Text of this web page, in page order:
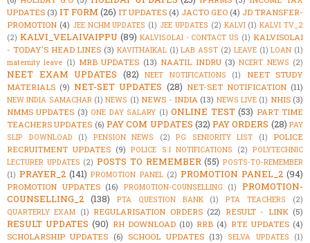
UPDATES (3) IT FORM (26) IT UPDATES (4) JACTO GEO (4) JD TRANSFER-
PROMOTION (4) JEE NCHM UPDATES (1) JEE UPDATES (2) KALVI (1) KALVI TV_2
(2) KALVI_VELAIVAIPPU (89) KALVISOLAI - CONTACT US (1) KALVISOLAI
- TODAY'S HEAD LINES (3) KAVITHAIKAL (1) LAB ASST (2) LEAVE (1) LOAN (1)
maternity leave (1) MRB UPDATES (13) NAATIL INDRU (3) NCERT NEWS (2)
NEET EXAM UPDATES (82) NEET NOTIFICATIONS (1)
NEET STUDY
MATERIALS (9) NET-SET UPDATES (28) NET-SET NOTIFICATION (11)
NEW INDIA SAMACHAR (1) NEWS (1) NEWS - INDIA (13) NEWS LIVE (1) NHIS (3)
NMMS UPDATES (3) ONE DAY SALARY (1) ONLINE TEST (53) PART TIME
TEACHERS UPDATES (6) PAY COM UPDATES (32) PAY ORDERS (28) PAY
SLIP DOWNLOAD
(1) PENSION NEWS (2) PG SENIORITY LIST (1)
POLICE
RECRUITMENT UPDATES (9) POLICE S.I NOTIFICATIONS (2) POLYTECHNIC
LECTURER UPDATES (2) POSTS TO REMEMBER (55) POSTS-TO-REMEMBER
(1) PRAYER_2 (141) PROMOTION PANEL (2) PROMOTION PANEL_2 (94)
PROMOTION UPDATES (16) PROMOTION-COUNSELLING (1)
PROMOTION-
COUNSELLING_2 (138) PTA QUESTION BANK (1) PTA TEACHERS
(2)
QUARTERLY EXAM (1) REGULARISATION ORDERS (22) RESULT - LINK (5)
RESULT UPDATES (90) RH DOWNLOAD (10) RRB (4) RTE UPDATES (4)
SCHOLARSHIP UPDATES (6) SCHOOL UPDATES (13) SELVA UPDATES
(1)